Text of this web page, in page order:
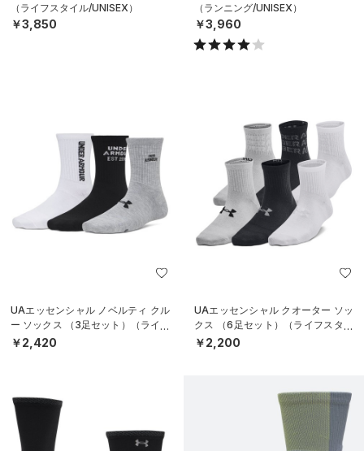
（ライフスタイル/UNISEX）
￥3,850
（ランニング/UNISEX）
￥3,960
UAエッセンシャル ノベルティ クル
ー ソックス （3足セット）（ライフ
スタイル/WOMEN）
￥2,420
UAエッセンシャル クオーター ソッ
クス （6足セット）（ライフスタイ
ル/KIDS）
￥2,200